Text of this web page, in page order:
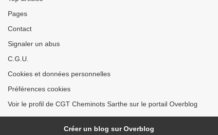
Pages
Contact
Signaler un abus
C.G.U.
Cookies et données personnelles
Préférences cookies
Voir le profil de CGT Cheminots Sarthe sur le portail Overblog
Créer un blog sur Overblog